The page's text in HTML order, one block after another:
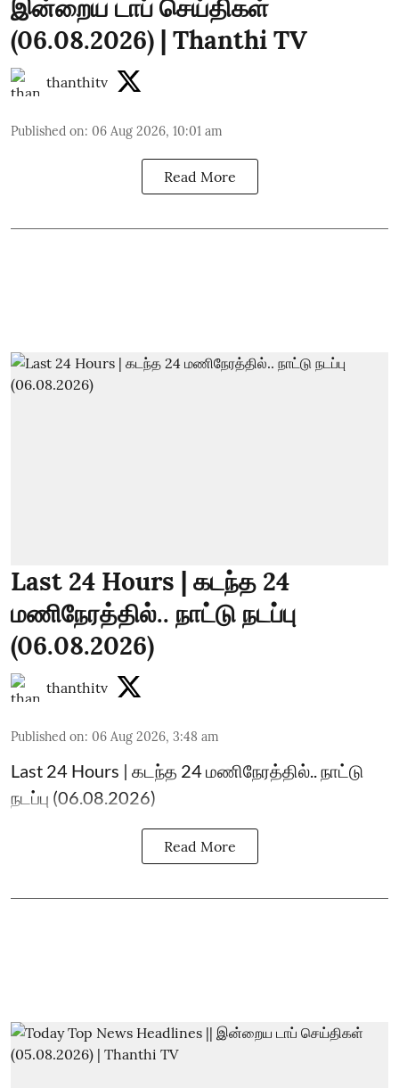
இன்றைய டாப் செய்திகள்
(06.08.2026) | Thanthi TV
thanthitv
Published on: 06 Aug 2026, 10:01 am
Read More
Last 24 Hours | கடந்த 24
மணிநேரத்தில்.. நாட்டு நடப்பு
(06.08.2026)
thanthitv
Published on: 06 Aug 2026, 3:48 am
Last 24 Hours | கடந்த 24 மணிநேரத்தில்.. நாட்டு
நடப்பு (06.08.2026)
Read More